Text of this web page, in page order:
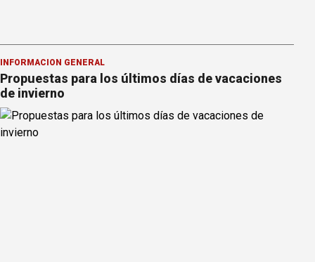
INFORMACION GENERAL
Propuestas para los últimos días de vacaciones
de invierno